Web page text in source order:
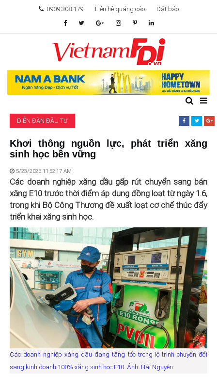
0909.308.179 Liên hệ quảng cáo Đặt báo
TÂM ĐIỂM ĐẦU TƯ
TÀI CHÍNH
KHỞI NGHIỆP
GIẢI TRÍ & CÔNG NGHỆ
DIỄN ĐÀN ĐẦU TƯ
Khơi thông nguồn lực, phát triển xăng
sinh học bền vững
5/23/2026 11:52:17 AM
Các doanh nghiệp xăng dầu gấp rút chuyển sang bán
xăng E10 trước thời điểm áp dụng đồng loạt từ ngày 1.6,
trong khi Bộ Công Thương đề xuất loạt cơ chế thúc đẩy
triển khai xăng sinh học.
Các doanh nghiệp xăng dầu đang tăng tốc trong lộ trình chuyển đổi
sang kinh doanh 100% xăng sinh học E10. Ảnh: Hải Nguyễn